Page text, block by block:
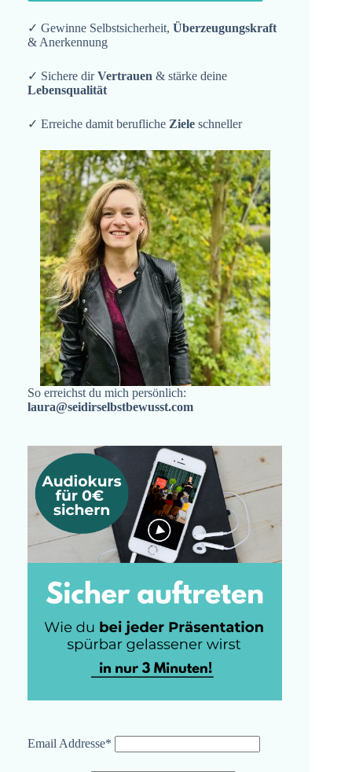
✓ Gewinne Selbstsicherheit, Überzeugungskraft
& Anerkennung
✓ Sichere dirVertrauen & stärke deine
Lebensqualität
✓ Erreiche damit berufliche Ziele schneller
So erreichst du mich persönlich:
laura@seidirselbstbewusst.com
Email Addresse*